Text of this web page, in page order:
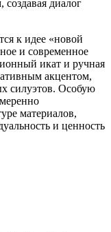
диалог
к идее «новой
и современное
икат и ручная
акцентом,
силуэтов. Особую
материалов,
и ценность